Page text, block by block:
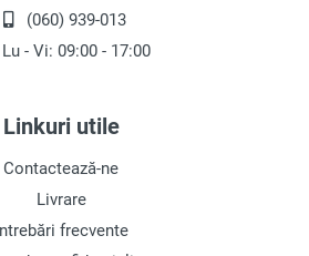
(060) 939-013
Lu - Vi: 09:00 - 17:00
Linkuri utile
Contactează-ne
Livrare
frecvente